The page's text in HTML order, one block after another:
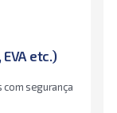
EVA etc.)
segurança